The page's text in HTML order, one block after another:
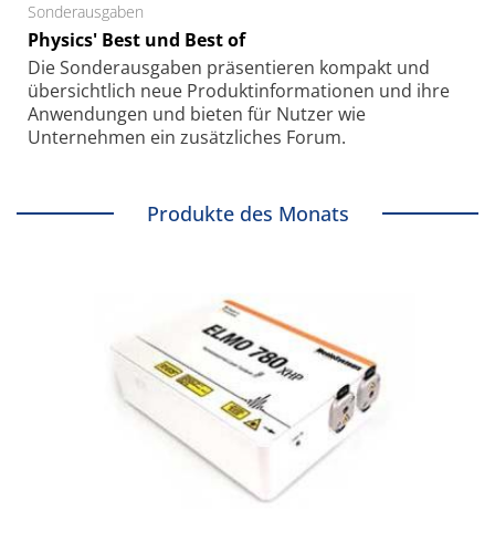
Sonderausgaben
Physics' Best und Best of
Die Sonder­ausgaben präsentieren kompakt und
übersichtlich neue Produkt­informationen und ihre
Anwendungen und bieten für Nutzer wie
Unternehmen ein zusätzliches Forum.
Produkte des Monats